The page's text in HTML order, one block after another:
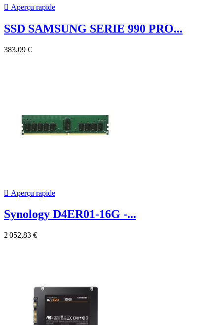
 Aperçu rapide
SSD SAMSUNG SERIE 990 PRO...
383,09 €
 Aperçu rapide
Synology D4ER01-16G -...
2 052,83 €